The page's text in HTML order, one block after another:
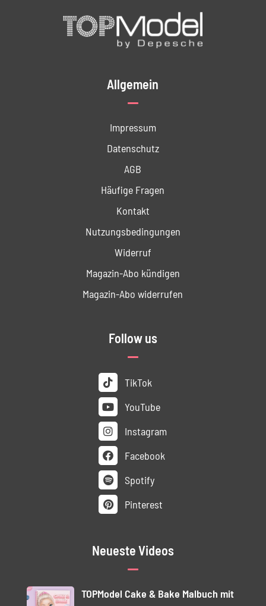
Allgemein
Impressum
Datenschutz
AGB
Häufige Fragen
Kontakt
Nutzungs­bedingungen
Widerruf
Magazin-Abo kündigen
Magazin-Abo widerrufen
Follow us
TikTok
YouTube
Instagram
Facebook
Spotify
Pinterest
Neueste Videos
TOPModel Cake & Bake Malbuch mit